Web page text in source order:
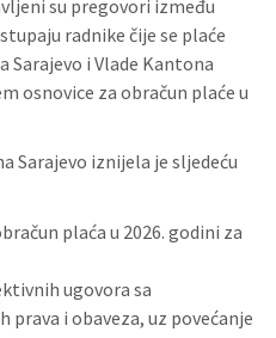
su pregovori između
radnike čije se plaće
Sarajevo i Vlade Kantona
osnovice za obračun plaće u
Sarajevo iznijela je sljedeću
plaća u 2026. godini za
ugovora sa
prava i obaveza, uz povećanje